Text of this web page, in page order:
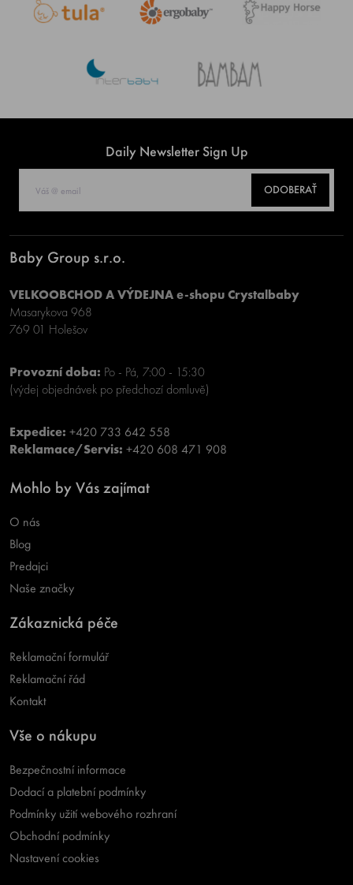
Daily Newsletter Sign Up
ODOBERAŤ
Baby Group s.r.o.
VELKOOBCHOD A VÝDEJNA e-shopu Crystalbaby
Masarykova 968
769 01 Holešov
Provozní doba: Po - Pá, 7:00 - 15:30
(výdej objednávek po předchozí domluvě)
Expedice: +420 733 642 558
Reklamace/Servis: +420 608 471 908
Mohlo by Vás zajímat
O nás
Blog
Predajci
Naše značky
Zákaznická péče
Reklamační formulář
Reklamační řád
Kontakt
Vše o nákupu
Bezpečnostní informace
Dodací a platební podmínky
Podmínky užití webového rozhraní
Obchodní podmínky
Nastavení cookies